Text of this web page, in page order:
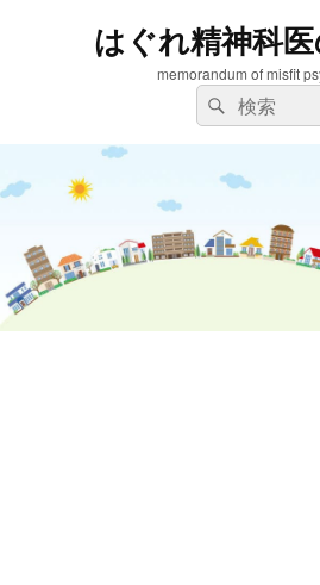
はぐれ精神科
memorandum of misfit
検
索:
検
索